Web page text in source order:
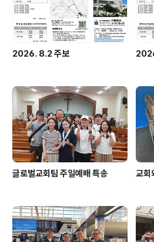
2026. 8.2 주보
글로벌교회팀 주일예배 특송 교회